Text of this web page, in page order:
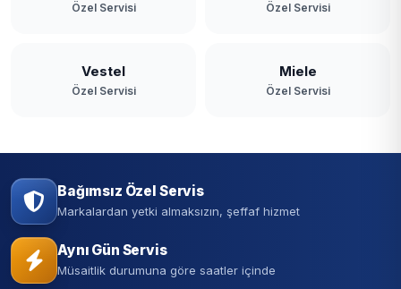
Özel Servisi Özel Servisi
Vestel
Özel Servisi
Miele
Özel Servisi
Bağımsız Özel Servis
Markalardan yetki almaksızın, şeffaf hizmet
Aynı Gün Servis
Müsaitlik durumuna göre saatler içinde